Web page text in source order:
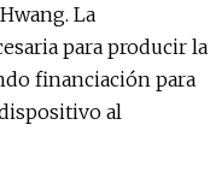
La
para producir la
financiación para
al